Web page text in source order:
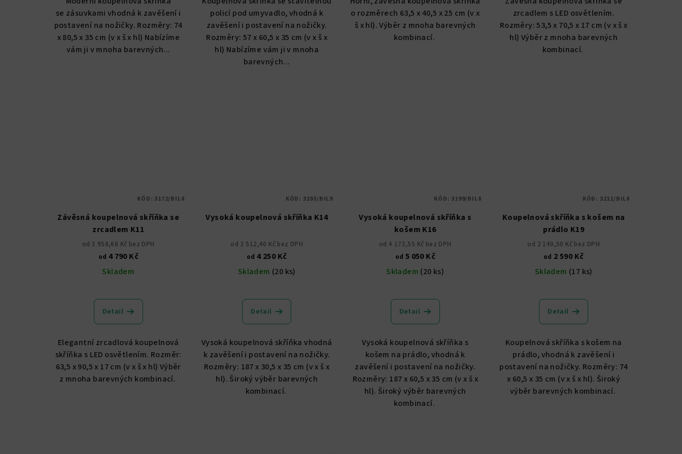
z
5
hvězdiček.
se zásuvkami vhodná k zavěšení i
postavení na nožičky. Rozměry: 74
x 80,5 x 35 cm (v x š x hl) Nabízíme
vám ji v mnoha barevných...
z
5
hvězdiček.
policí pod umyvadlo, vhodná k
zavěšení i postavení na nožičky.
Rozměry: 57 x 60,5 x 35 cm (v x š x
hl) Nabízíme vám ji v mnoha
barevných...
o rozměrech 63,5 x 40,5 x 25 cm (v x
š x hl). Výběr z mnoha barevných
kombinací.
z
5
hvězdiček.
zrcadlem s LED osvětlením.
Rozměry: 53,5 x 70,5 x 17 cm (v x š x
hl) Výběr z mnoha barevných
kombinací.
Závěsná koupelnová skříňka se
zrcadlem K11
od 3 958,68 Kč bez DPH
od 4 790 Kč
Skladem
hodnocení
produktu
je
5,0
z
5
hvězdiček.
Detail
Elegantní zrcadlová koupelnová
skříňka s LED osvětlením. Rozměr:
63,5 x 90,5 x 17 cm (v x š x hl) Výběr
z mnoha barevných kombinací.
KÓD: 3172/BIL8
Vysoká koupelnová skříňka K14
od 3 512,40 Kč bez DPH
od 4 250 Kč
Skladem (20 ks)
hodnocení
produktu
je
5,0
z
5
hvězdiček.
Detail
Vysoká koupelnová skříňka vhodná
k zavěšení i postavení na nožičky.
Rozměry: 187 x 30,5 x 35 cm (v x š x
hl). Široký výběr barevných
kombinací.
KÓD: 3193/BIL9
Vysoká koupelnová skříňka s
košem K16
od 4 173,55 Kč bez DPH
od 5 050 Kč
Skladem (20 ks)
hodnocení
produktu
je
4,9
z
5
hvězdiček.
Detail
Vysoká koupelnová skříňka s
košem na prádlo, vhodná k
zavěšení i postavení na nožičky.
Rozměry: 187 x 60,5 x 35 cm (v x š x
hl). Široký výběr barevných
kombinací.
KÓD: 3199/BIL8
Koupelnová skříňka s košem na
prádlo K19
od 2 140,50 Kč bez DPH
od 2 590 Kč
Skladem (17 ks)
hodnocení
produktu
je
4,8
z
5
hvězdiček.
Detail
Koupelnová skříňka s košem na
prádlo, vhodná k zavěšení i
postavení na nožičky. Rozměry: 74
x 60,5 x 35 cm (v x š x hl). Široký
výběr barevných kombinací.
KÓD: 3211/BIL8